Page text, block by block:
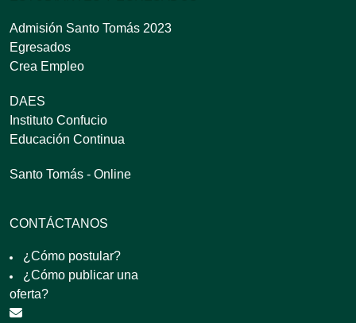
Admisión Santo Tomás 2023
Egresados
Crea Empleo
DAES
Instituto Confucio
Educación Continua
Santo Tomás - Online
CONTÁCTANOS
¿Cómo postular?
¿Cómo publicar una
oferta?